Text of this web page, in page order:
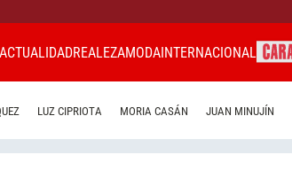
ACTUALIDADREALEZAMODAINTERNACIONAL
LUZ CIPRIOTA MORIA CASÁN JUAN MINUJÍN